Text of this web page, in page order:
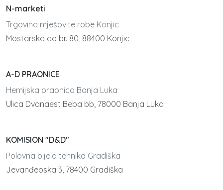
N-marketi
Trgovina mješovite robe Konjic
Mostarska do br. 80, 88400 Konjic
A-D PRAONICE
Hemijska praonica Banja Luka
Ulica Dvanaest Beba bb, 78000 Banja Luka
KOMISION "D&D"
Polovna bijela tehnika Gradiška
Jevanđeoska 3, 78400 Gradiška